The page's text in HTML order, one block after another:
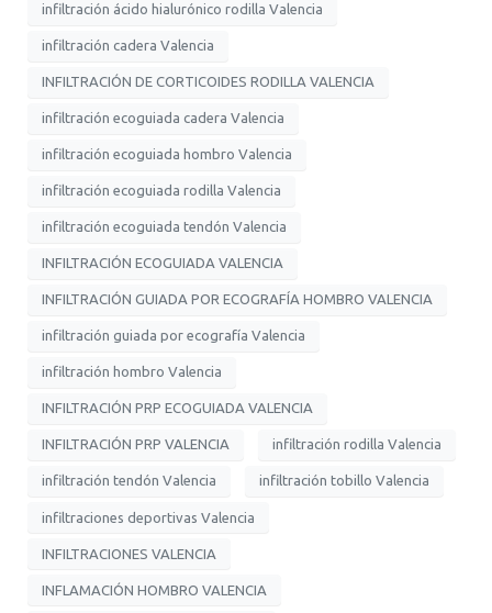
infiltración ácido hialurónico rodilla Valencia
infiltración cadera Valencia
INFILTRACIÓN DE CORTICOIDES RODILLA VALENCIA
infiltración ecoguiada cadera Valencia
infiltración ecoguiada hombro Valencia
infiltración ecoguiada rodilla Valencia
infiltración ecoguiada tendón Valencia
INFILTRACIÓN ECOGUIADA VALENCIA
INFILTRACIÓN GUIADA POR ECOGRAFÍA HOMBRO VALENCIA
infiltración guiada por ecografía Valencia
infiltración hombro Valencia
INFILTRACIÓN PRP ECOGUIADA VALENCIA
INFILTRACIÓN PRP VALENCIA infiltración rodilla Valencia
infiltración tendón Valencia infiltración tobillo Valencia
infiltraciones deportivas Valencia
INFILTRACIONES VALENCIA
INFLAMACIÓN HOMBRO VALENCIA